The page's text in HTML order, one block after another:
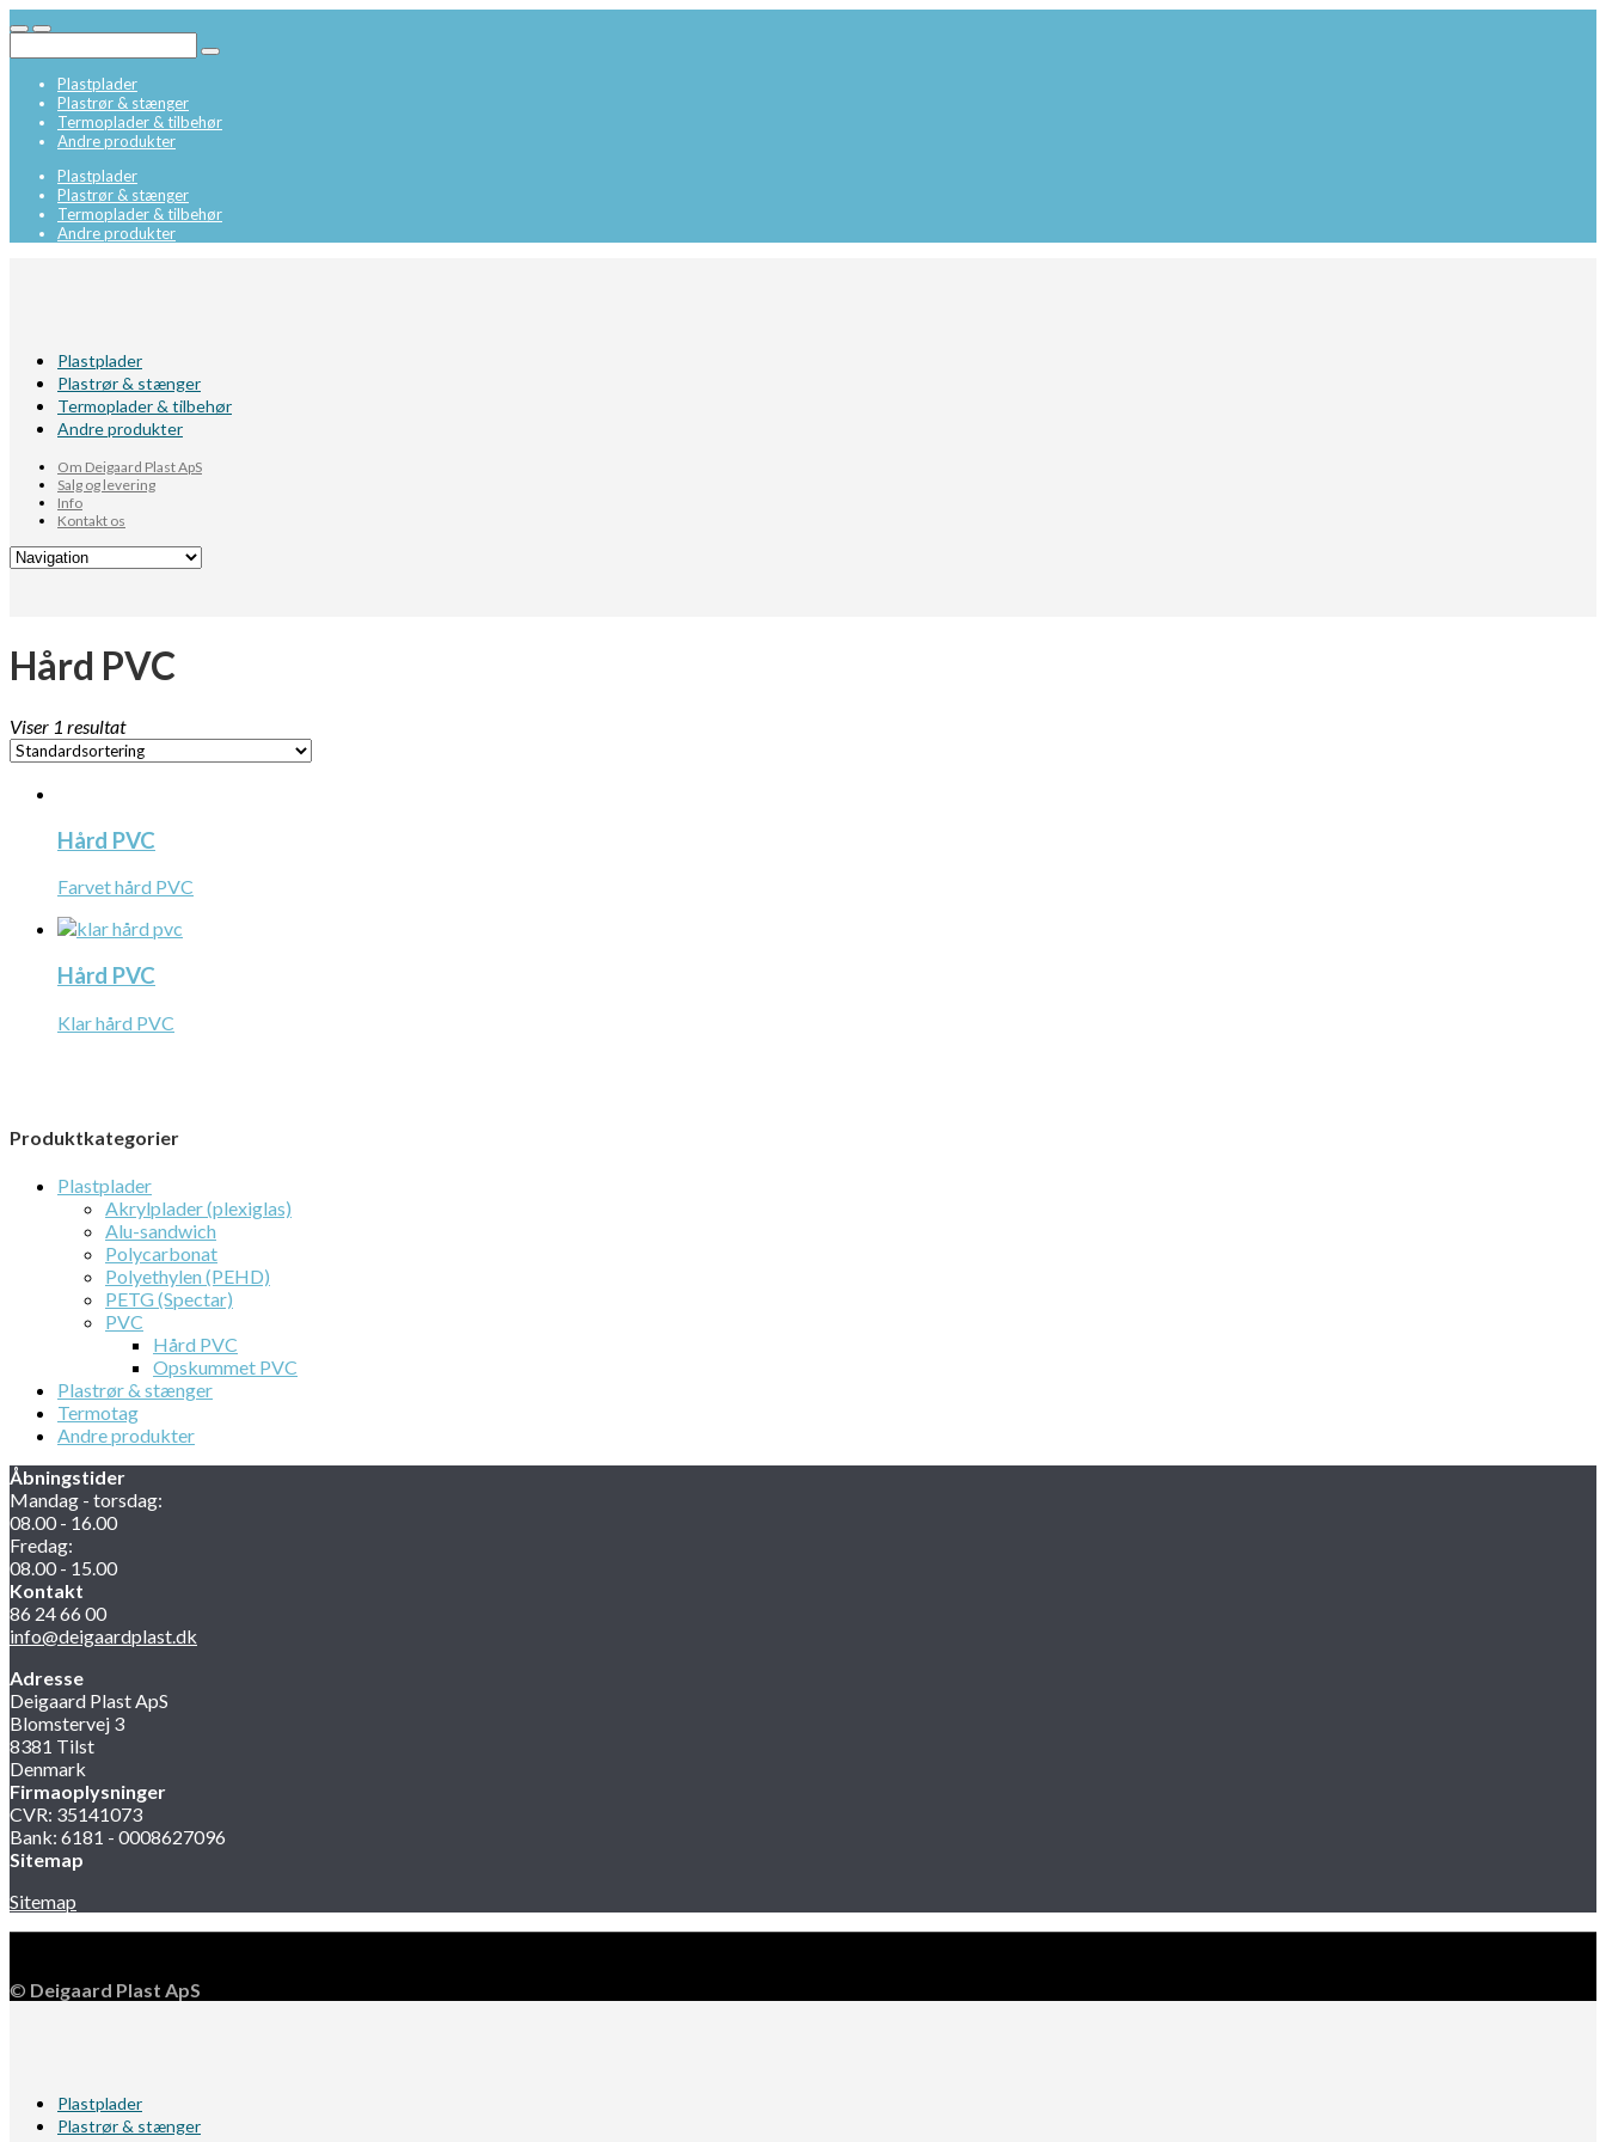
Plastplader
Plastrør & stænger
Termoplader & tilbehør
Andre produkter
Plastplader
Plastrør & stænger
Termoplader & tilbehør
Andre produkter
Plastplader
Plastrør & stænger
Termoplader & tilbehør
Andre produkter
Om Deigaard Plast ApS
Salg og levering
Info
Kontakt os
Hård PVC
Viser 1 resultat
Hård PVC
Farvet hård PVC
Hård PVC
Klar hård PVC
Produktkategorier
Plastplader
Akrylplader (plexiglas)
Alu-sandwich
Polycarbonat
Polyethylen (PEHD)
PETG (Spectar)
PVC
Hård PVC
Opskummet PVC
Plastrør & stænger
Termotag
Andre produkter
Åbningstider
Mandag - torsdag:
08.00 - 16.00
Fredag:
08.00 - 15.00
Kontakt
86 24 66 00
info@deigaardplast.dk
Adresse
Deigaard Plast ApS
Blomstervej 3
8381 Tilst
Denmark
Firmaoplysninger
CVR: 35141073
Bank: 6181 - 0008627096
Sitemap
Sitemap
© Deigaard Plast ApS
Plastplader
Plastrør & stænger